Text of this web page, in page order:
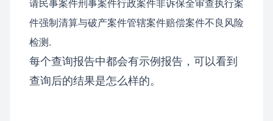
请民事案件刑事案件行政案件非诉保全审查执行案
件强制清算与破产案件管辖案件赔偿案件不良风险
检测.
每个查询报告中都会有示例报告，可以看到
查询后的结果是怎么样的。